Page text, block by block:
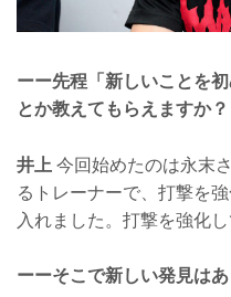
ーー先程「新しいことを
とか教えてもらえますか？
井上 今回始めたのは永末
るトレーナーで、打撃を
入れました。打撃を強化
ーーそこで新しい発見は